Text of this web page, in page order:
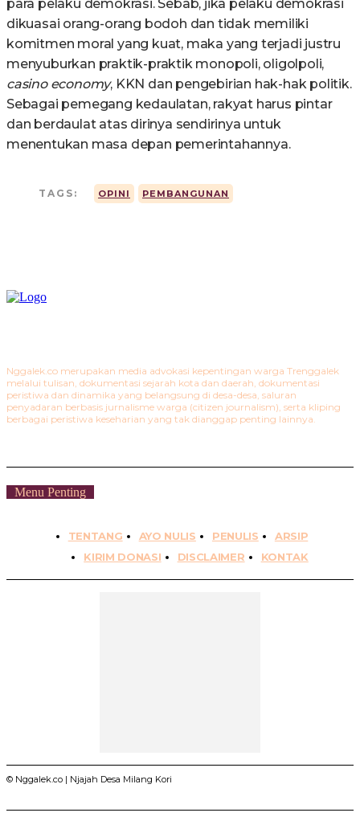
para pelaku demokrasi. Sebab, jika pelaku demokrasi
dikuasai orang-orang bodoh dan tidak memiliki
komitmen moral yang kuat, maka yang terjadi justru
menyuburkan praktik-praktik monopoli, oligolpoli,
casino economy, KKN dan pengebirian hak-hak politik.
Sebagai pemegang kedaulatan, rakyat harus pintar
dan berdaulat atas dirinya sendirinya untuk
menentukan masa depan pemerintahannya.
TAGS: OPINI PEMBANGUNAN
Nggalek.co merupakan media advokasi kepentingan warga Trenggalek
melalui tulisan, dokumentasi sejarah kota dan daerah, dokumentasi
peristiwa dan dinamika yang belangsung di desa-desa, saluran
penyadaran berbasis jurnalisme warga (citizen journalism), serta kliping
berbagai peristiwa keseharian yang tak dianggap penting lainnya.
Menu Penting
TENTANG AYO NULIS PENULIS
ARSIP
KIRIM DONASI
DISCLAIMER KONTAK
© Nggalek.co | Njajah Desa Milang Kori